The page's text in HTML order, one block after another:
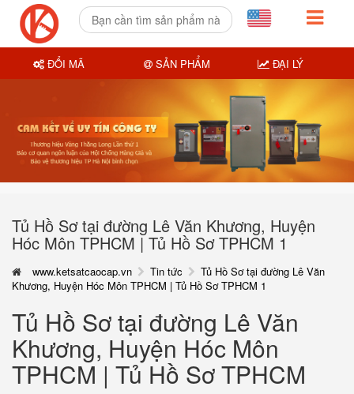
Tủ Hồ Sơ tại đường Lê Văn Khương, Huyện
Hóc Môn TPHCM | Tủ Hồ Sơ TPHCM 1
www.ketsatcaocap.vn Tin tức
Tủ Hồ Sơ tại đường Lê Văn
Khương, Huyện Hóc Môn TPHCM | Tủ Hồ Sơ TPHCM 1
Tủ Hồ Sơ tại đường Lê Văn
Khương, Huyện Hóc Môn
TPHCM | Tủ Hồ Sơ TPHCM
ĐỔI MÃ SẢN PHẨM ĐẠI LÝ